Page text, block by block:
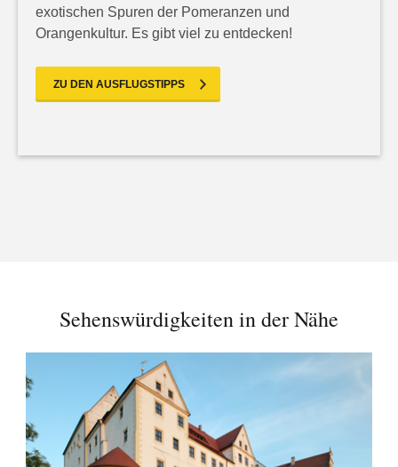
exotischen Spuren der Pomeranzen und
Orangenkultur. Es gibt viel zu entdecken!
ZU DEN AUSFLUGSTIPPS
Sehenswürdigkeiten in der Nähe